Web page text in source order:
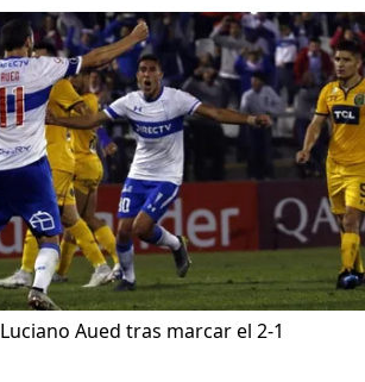
Luciano Aued tras marcar el 2-1